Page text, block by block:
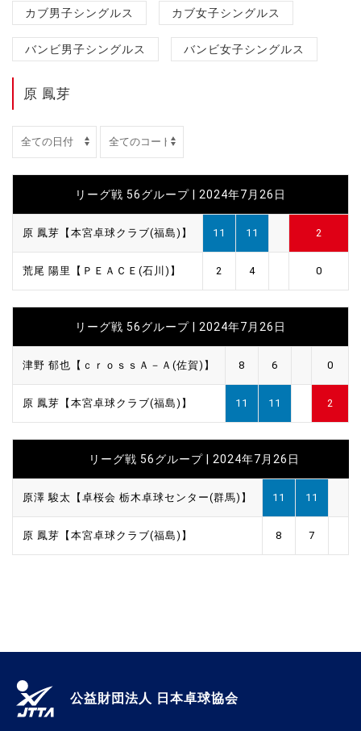
カブ男子シングルス カブ女子シングルス
バンビ男子シングルス バンビ女子シングルス
原 鳳芽
リーグ戦 56グループ | 2024年7月26日
原 鳳芽【本宮卓球クラブ(福島)】 11 11 2
荒尾 陽里【ＰＥＡＣＥ(石川)】 2 4 0
リーグ戦 56グループ | 2024年7月26日
津野 郁也【ｃｒｏｓｓＡ－Ａ(佐賀)】 8 6 0
原 鳳芽【本宮卓球クラブ(福島)】 11 11 2
リーグ戦 56グループ | 2024年7月26日
原澤 駿太【卓桜会 栃木卓球センター(群馬)】 11 11
原 鳳芽【本宮卓球クラブ(福島)】 8 7
公益財団法人 日本卓球協会